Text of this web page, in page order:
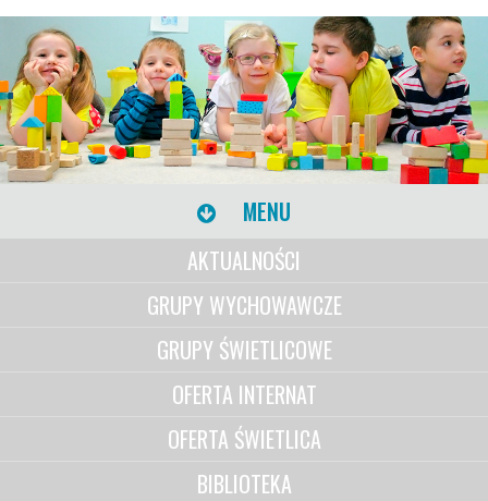
MENU
AKTUALNOŚCI
GRUPY WYCHOWAWCZE
GRUPY ŚWIETLICOWE
OFERTA INTERNAT
OFERTA ŚWIETLICA
BIBLIOTEKA